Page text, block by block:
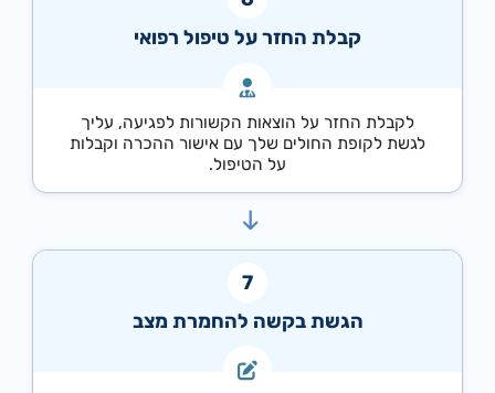
קבלת החזר על טיפול רפואי
לקבלת החזר על הוצאות הקשורות לפגיעה, עליך
לגשת לקופת החולים שלך עם אישור ההכרה וקבלות
על הטיפול.
הגשת בקשה להחמרת מצב